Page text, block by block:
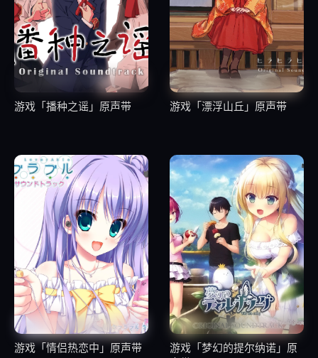
游戏「播种之谣」原声带 游戏「漂浮山丘」原声带
游戏「情侣热恋中」原声带
游戏「梦幻的提尔纳诺」原